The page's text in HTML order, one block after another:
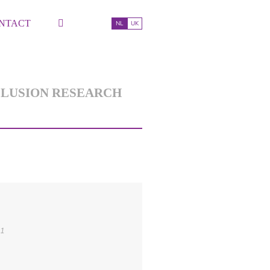
NL UK
RESEARCH